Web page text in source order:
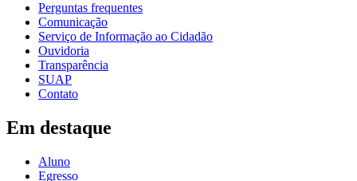
Perguntas frequentes
Comunicação
Serviço de Informação ao Cidadão
Ouvidoria
Transparência
SUAP
Contato
Em destaque
Aluno
Egresso